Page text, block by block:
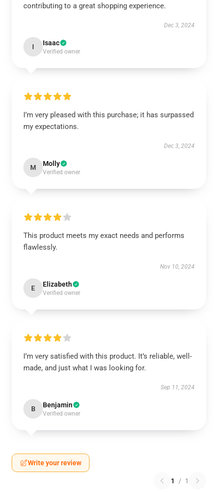
contributing to a great shopping experience.
Dec 3, 2024
I Isaac
Verified owner
I’m very pleased with this purchase; it has surpassed
my expectations.
Dec 3, 2024
M Molly
Verified owner
This product meets my exact needs and performs
flawlessly.
Nov 10, 2024
E Elizabeth
Verified owner
I’m very satisfied with this product. It’s reliable, well-
made, and just what I was looking for.
Sep 11, 2024
B Benjamin
Verified owner
Write your review
1 / 1